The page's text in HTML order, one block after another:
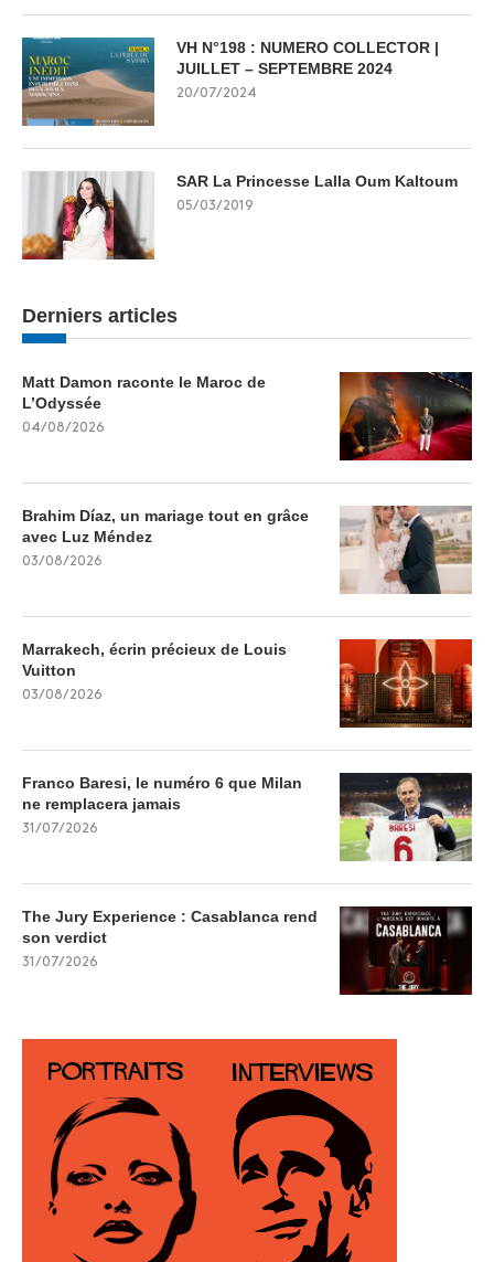
VH N°198 : NUMERO COLLECTOR |
JUILLET – SEPTEMBRE 2024
20/07/2024
SAR La Princesse Lalla Oum Kaltoum
05/03/2019
Derniers articles
Matt Damon raconte le Maroc de
L’Odyssée
04/08/2026
Brahim Díaz, un mariage tout en grâce
avec Luz Méndez
03/08/2026
Marrakech, écrin précieux de Louis
Vuitton
03/08/2026
Franco Baresi, le numéro 6 que Milan
ne remplacera jamais
31/07/2026
The Jury Experience : Casablanca rend
son verdict
31/07/2026